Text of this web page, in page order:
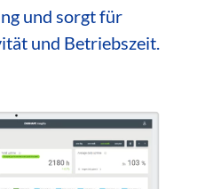
und sorgt für
und Betriebszeit.